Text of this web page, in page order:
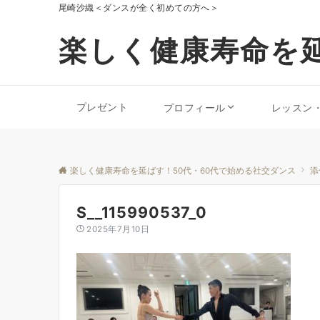
尾崎沙織＜ダンスが全く初めての方へ＞
楽しく健康寿命を
プレゼント プロフィール レッスン
楽しく健康寿命を延ばす！50代・60代で始める社交ダンス
S__115990537_0
2025年7月10日